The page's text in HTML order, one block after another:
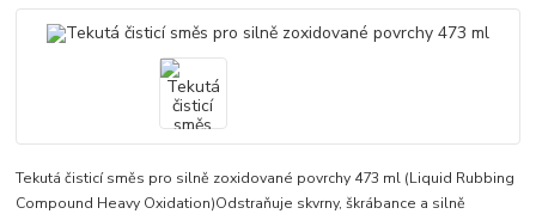
Tekutá čisticí směs pro silně zoxidované povrchy 473 ml (Liquid Rubbing
Compound Heavy Oxidation)Odstraňuje skvrny, škrábance a silně